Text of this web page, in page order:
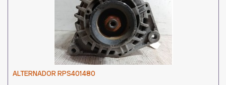
ALTERNADOR RPS401480